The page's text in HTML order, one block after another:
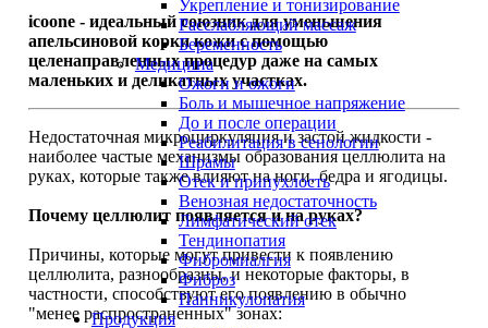
Укрепление и тонизирование
Расслабляющий массаж
Беременность
Медицина
Ожоги и ожоги
Боль и мышечное напряжение
До и после операции
Реабилитация в сенологии
Шрамы
Отек и припухлость
Венозная недостаточность
Лимфатический отек
Тендинопатия
Фибромиалгия
Фиброз
Панникулопатия
Продукция
icoone - идеальный союзник для уменьшения
апельсиновой корки кожи с помощью
целенаправленных процедур даже на самых
маленьких и деликатных участках.
Недостаточная микроциркуляция и застой жидкости -
наиболее частые механизмы образования целлюлита на
руках, которые также влияют на ноги, бедра и ягодицы.
Почему целлюлит появляется и на руках?
Причины, которые могут привести к появлению
целлюлита, разнообразны, и некоторые факторы, в
частности, способствуют его появлению в обычно
"менее распространенных" зонах: